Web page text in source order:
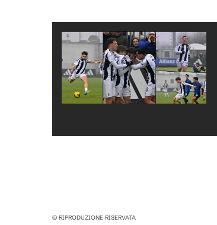
© RIPRODUZIONE RISERVATA